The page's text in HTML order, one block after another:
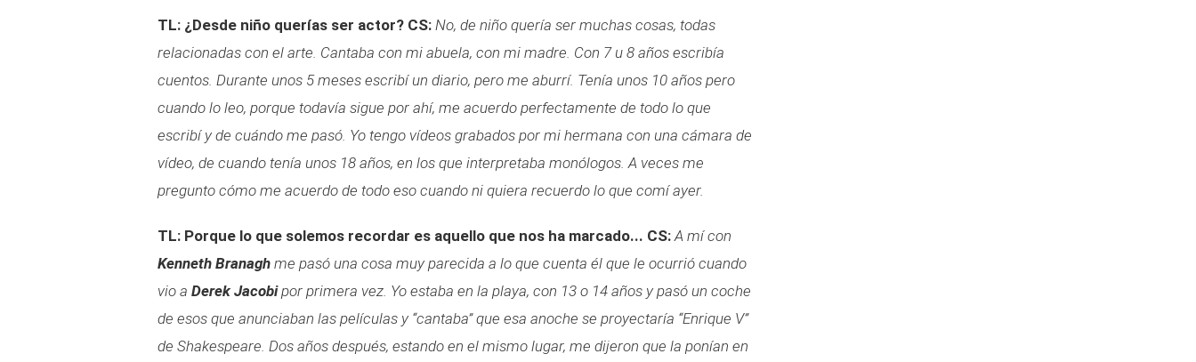
TL: ¿Desde niño querías ser actor? CS: No, de niño quería ser muchas cosas, todas
relacionadas con el arte. Cantaba con mi abuela, con mi madre. Con 7 u 8 años escribía
cuentos. Durante unos 5 meses escribí un diario, pero me aburrí. Tenía unos 10 años pero
cuando lo leo, porque todavía sigue por ahí, me acuerdo perfectamente de todo lo que
escribí y de cuándo me pasó. Yo tengo vídeos grabados por mi hermana con una cámara de
vídeo, de cuando tenía unos 18 años, en los que interpretaba monólogos. A veces me
pregunto cómo me acuerdo de todo eso cuando ni quiera recuerdo lo que comí ayer.
TL: Porque lo que solemos recordar es aquello que nos ha marcado... CS: A mí con
Kenneth Branagh me pasó una cosa muy parecida a lo que cuenta él que le ocurrió cuando
vio a Derek Jacobipor primera vez. Yo estaba en la playa, con 13 o 14 años y pasó un coche
de esos que anunciaban las películas y “cantaba” que esa anoche se proyectaría “Enrique V”
de Shakespeare. Dos años después, estando en el mismo lugar, me dijeron que la ponían en